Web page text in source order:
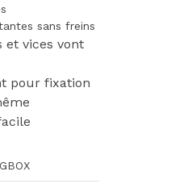
sans freins
et vices vont
pour fixation